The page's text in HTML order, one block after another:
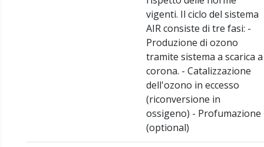
vigenti. Il ciclo del sistema
AIR consiste di tre fasi: -
Produzione di ozono
tramite sistema a scarica a
corona. - Catalizzazione
dell'ozono in eccesso
(riconversione in
ossigeno) - Profumazione
(optional)